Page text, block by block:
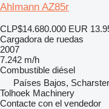
Ahlmann AZ85r
CLP$14.680.000 EUR
Cargadora de ruedas
2007
7.242 m/h
Combustible diésel
Países Bajos,
Tolhoek Machinery
Contacte con el vendedor